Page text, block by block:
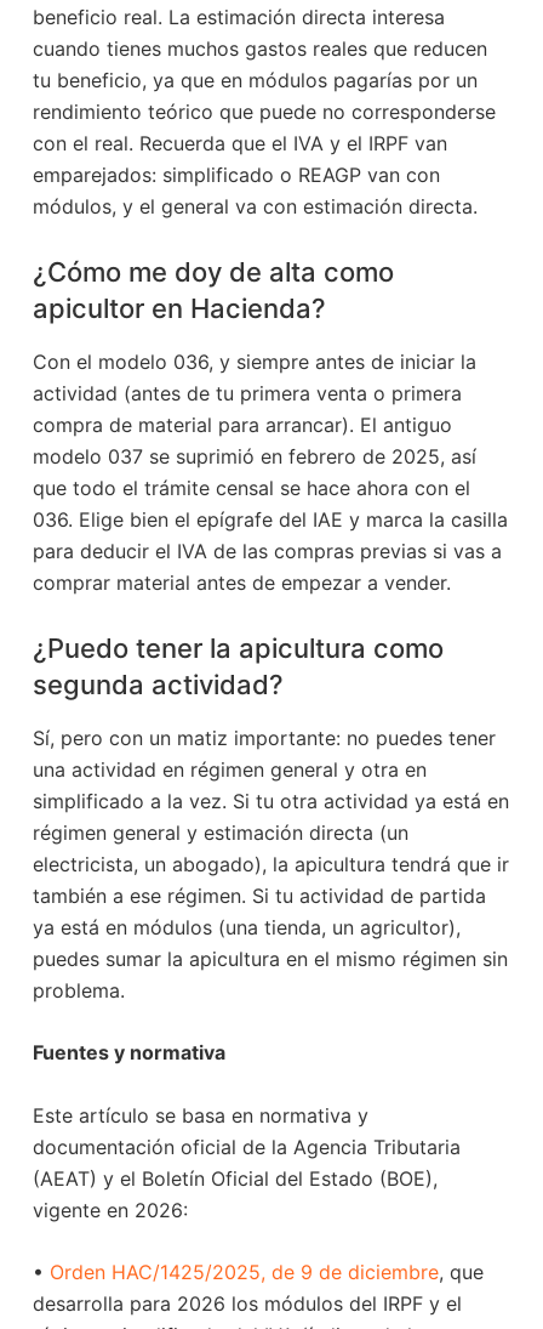
beneficio real. La estimación directa interesa
cuando tienes muchos gastos reales que reducen
tu beneficio, ya que en módulos pagarías por un
rendimiento teórico que puede no corresponderse
con el real. Recuerda que el IVA y el IRPF van
emparejados: simplificado o REAGP van con
módulos, y el general va con estimación directa.
¿Cómo me doy de alta como
apicultor en Hacienda?
Con el modelo 036, y siempre antes de iniciar la
actividad (antes de tu primera venta o primera
compra de material para arrancar). El antiguo
modelo 037 se suprimió en febrero de 2025, así
que todo el trámite censal se hace ahora con el
036. Elige bien el epígrafe del IAE y marca la casilla
para deducir el IVA de las compras previas si vas a
comprar material antes de empezar a vender.
¿Puedo tener la apicultura como
segunda actividad?
Sí, pero con un matiz importante: no puedes tener
una actividad en régimen general y otra en
simplificado a la vez. Si tu otra actividad ya está en
régimen general y estimación directa (un
electricista, un abogado), la apicultura tendrá que ir
también a ese régimen. Si tu actividad de partida
ya está en módulos (una tienda, un agricultor),
puedes sumar la apicultura en el mismo régimen sin
problema.
Fuentes y normativa
Este artículo se basa en normativa y
documentación oficial de la Agencia Tributaria
(AEAT) y el Boletín Oficial del Estado (BOE),
vigente en 2026:
• Orden HAC/1425/2025, de 9 de diciembre, que
desarrolla para 2026 los módulos del IRPF y el